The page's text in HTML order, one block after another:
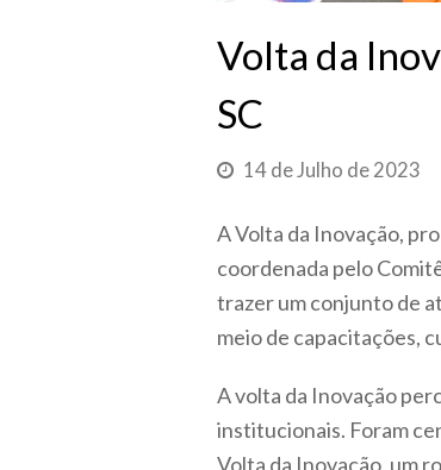
Volta da
SC
14 de Julho de 2023
A Volta da Inovação,
coordenada pelo
trazer um conjunto de
meio de capacitações,
A volta da Inovação
institucionais. Foram
Volta da Inovação, um